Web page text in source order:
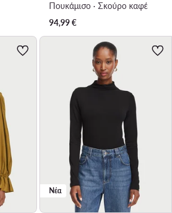
Πουκάμισο · Σκούρο καφέ
94,99€
Νέα